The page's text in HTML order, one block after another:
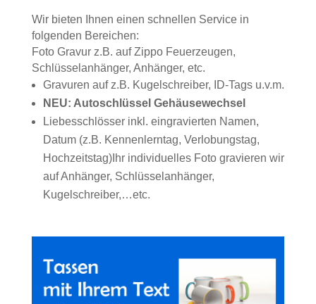
Wir bieten Ihnen einen schnellen Service in
folgenden Bereichen:
Foto Gravur z.B. auf Zippo Feuerzeugen,
Schlüsselanhänger, Anhänger, etc.
Gravuren auf z.B. Kugelschreiber, ID-Tags u.v.m.
NEU: Autoschlüssel Gehäusewechsel
Liebesschlösser inkl. eingravierten Namen,
Datum (z.B. Kennenlerntag, Verlobungstag,
Hochzeitstag)Ihr individuelles Foto gravieren wir
auf Anhänger, Schlüsselanhänger,
Kugelschreiber,…etc.